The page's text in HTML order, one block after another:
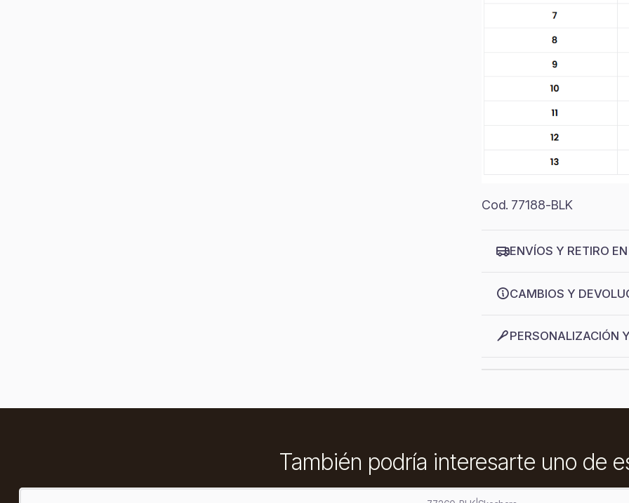
Cod. 77188-BLK
ENVÍOS Y RETIRO
CAMBIOS Y
PERSONALIZACIÓN
También podría interesarte uno de